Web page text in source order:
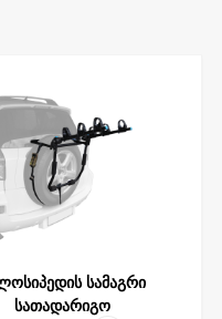
სხვა საკითხია. თუ
სტანდარტებს.
სიჩქარით.
ჰეჩბეკები,
ნამდვილი ხსნა
სამაგრი
სათადარიგო